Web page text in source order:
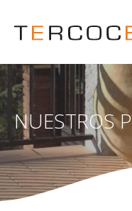
NUESTROS